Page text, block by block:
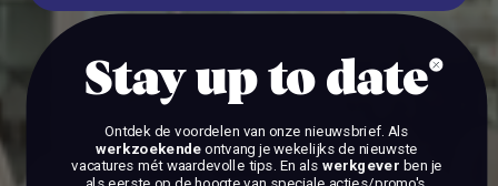
Stay up to date
Ontdek de voordelen van onze nieuwsbrief. Als
werkzoekendeontvang je wekelijks de nieuwste
vacatures mét waardevolle tips. En als werkgever ben je